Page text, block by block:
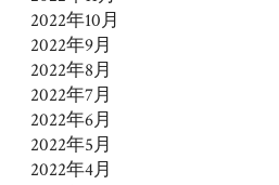
2022年10月
2022年9月
2022年8月
2022年7月
2022年6月
2022年5月
2022年4月